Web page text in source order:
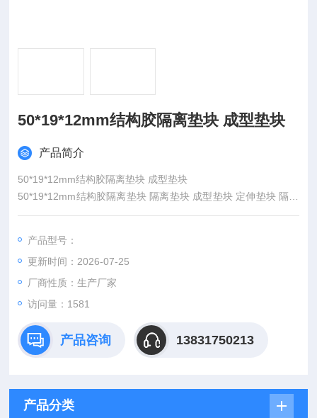
50*19*12mm结构胶隔离垫块 成型垫块
产品简介
50*19*12mm结构胶隔离垫块 成型垫块
50*19*12mm结构胶隔离垫块 隔离垫块 成型垫块 定伸垫块 隔高
垫块
产品型号：
更新时间：2026-07-25
厂商性质：生产厂家
访问量：1581
产品咨询 13831750213
产品分类